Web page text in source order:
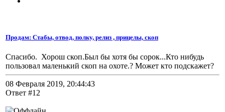
Продам: Стабы, отвод, полку, релиз , прицелы, скоп
Спасибо. Хорош скоп.Был бы хотя бы сорок...Кто нибудь
пользовал маленький скоп на охоте.? Может кто подскажет?
08 Февраля 2019, 20:44:43
Ответ #12